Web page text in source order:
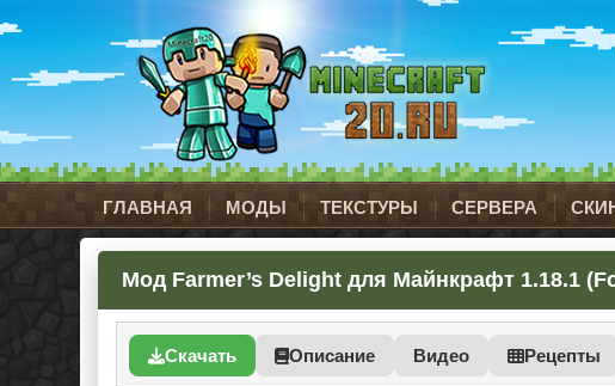
ГЛАВНАЯ МОДЫ ТЕКСТУРЫ СЕРВЕРА
Мод Farmer’s Delight для Майнкрафт 1.18.1
Скачать Описание Видео Рецепты